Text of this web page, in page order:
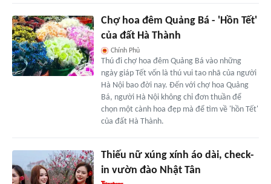
Chợ hoa đêm Quảng Bá - 'Hồn Tết'
của đất Hà Thành
Chính Phủ
Thú đi chợ hoa đêm Quảng Bá vào những
ngày giáp Tết vốn là thú vui tao nhã của người
Hà Nội bao đời nay. Đến với chợ hoa Quảng
Bá, người Hà Nội không chỉ đơn thuần để
chọn một cành hoa đẹp mà để tìm về 'hồn Tết'
của đất Hà Thành.
Thiếu nữ xúng xính áo dài, check-
in vườn đào Nhật Tân